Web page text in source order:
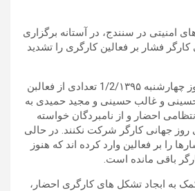
امنیتی در سنندج، در آستانه برگزاری
فشار بر فعالین کارگری را تشدید
بر پایه همین گزارش روز چهارشنبه 1/2/۱۳۹۵ تعدادی از فعالبن
و غالب حسینی و مجید حمیدی به
احضار و از نامبردگان خواسته
جهانی کارگر شرکت نکنند. در حالی
را بر فعالین وارد کرده اند که هنوز
به ابجاد تشکل های کارگری احضار،